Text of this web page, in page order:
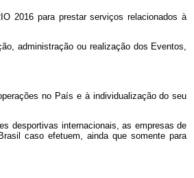
2016 para prestar serviços relacionados à
administração ou realização dos Eventos,
no País e à individualização do seu
desportivas internacionais, as empresas de
caso efetuem, ainda que somente para